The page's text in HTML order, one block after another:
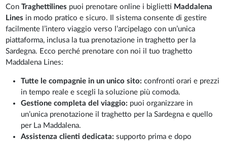
ConTraghettilines puoi prenotare online i biglietti Maddalena
Lines in modo pratico e sicuro. Il sistema consente di gestire
facilmente l’intero viaggio verso l’arcipelago con un’unica
piattaforma, inclusa la tua prenotazione in traghetto per la
Sardegna. Ecco perché prenotare con noi il tuo traghetto
Maddalena Lines:
Tutte le compagnie in un unico sito: confronti orari e prezzi
in tempo reale e scegli la soluzione più comoda.
Gestione completa del viaggio: puoi organizzare in
un’unica prenotazione il traghetto per la Sardegna e quello
per La Maddalena.
Assistenza clienti dedicata: supporto prima e dopo